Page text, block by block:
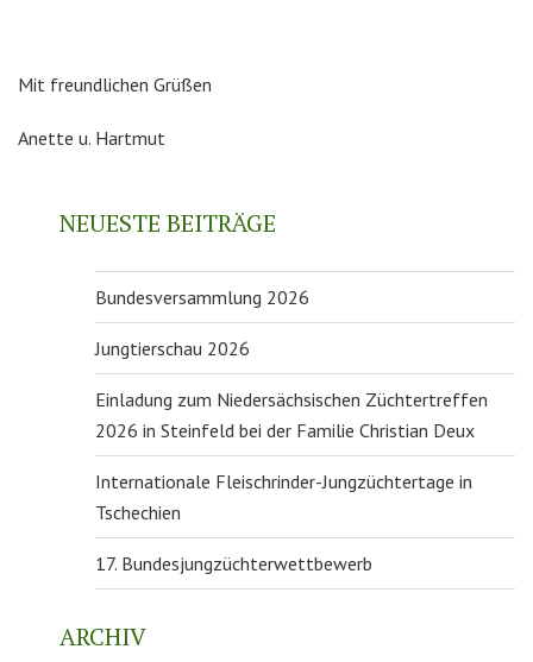
Mit freundlichen Grüßen
Anette u. Hartmut
NEUESTE BEITRÄGE
Bundesversammlung 2026
Jungtierschau 2026
Einladung zum Niedersächsischen Züchtertreffen
2026 in Steinfeld bei der Familie Christian Deux
Internationale Fleischrinder-Jungzüchtertage in
Tschechien
17. Bundesjungzüchterwettbewerb
ARCHIV